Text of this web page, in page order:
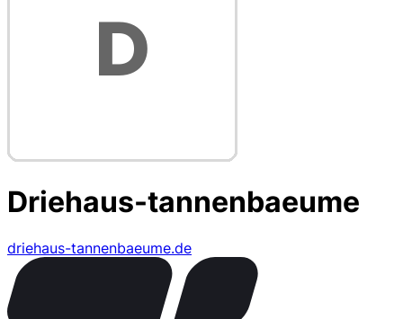
Driehaus-tannenbaeume
driehaus-tannenbaeume.de